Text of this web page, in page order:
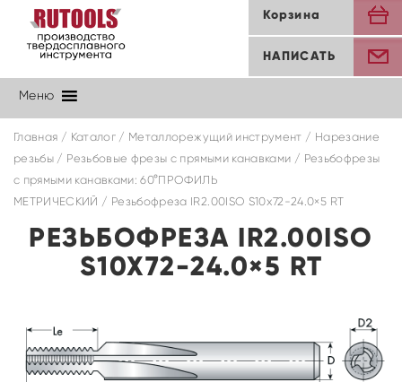
Корзина
НАПИСАТЬ
Меню
Главная / Каталог/ Металлорежущий инструмент / Нарезание
резьбы / Резьбовые фрезы с прямыми канавками / Резьбофрезы
с прямыми канавками: 60°ПРОФИЛЬ
МЕТРИЧЕСКИЙ / Резьбофреза IR2.00ISO S10x72-24.0×5 RT
РЕЗЬБОФРЕЗА IR2.00ISO
S10X72-24.0×5 RT